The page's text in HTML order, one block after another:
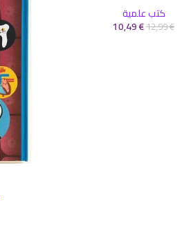
كتب علمية
12,99€
10,49€